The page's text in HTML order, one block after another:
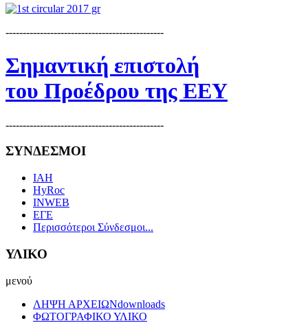
----------------------------------------------
Σημαντική επιστολή
του Προέδρου της ΕΕΥ
----------------------------------------------
ΣΥΝΔΕΣΜΟΙ
IAH
HyRoc
INWEB
ΕΓΕ
Περισσότεροι Σύνδεσμοι...
ΥΛΙΚΟ
μενού
ΛΗΨΗ ΑΡΧΕΙΩΝdownloads
ΦΩΤΟΓΡΑΦΙΚΟ ΥΛΙΚΟ